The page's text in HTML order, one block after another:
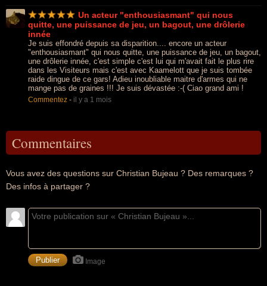
Un acteur "enthousiasmant" qui nous
quitte, une puissance de jeu, un bagout, une drôlerie
innée
Je suis effondré depuis sa disparition.... encore un acteur
"enthousiasmant" qui nous quitte, une puissance de jeu, un bagout,
une drôlerie innée, c'est simple c'est lui qui m'avait fait le plus rire
dans les Visiteurs mais c'est avec Kaamelott que je suis tombée
raide dingue de ce gars! Adieu inoubliable maitre d'armes qui ne
mange pas de graines !!! Je suis dévastée :-( Ciao grand ami !
Commentez - il y a 1 mois
Commentaires
Vous avez des questions sur Christian Bujeau ? Des remarques ?
Des infos à partager ?
Image